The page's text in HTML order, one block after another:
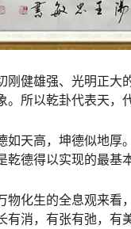
健雄强、光明正
所以乾卦代表天，
如天高，坤德似地
德得以实现的最基
化生的全息观来看
有消，有张有弛，